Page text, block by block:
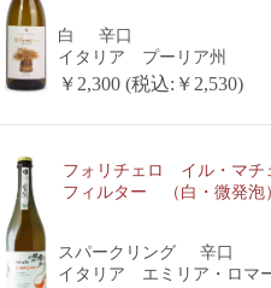
白
辛口
イタリア プーリア州
￥2,300 (税込:￥2,530)
フォリチェロ イル・マ
フィルター （白・微発泡）
スパークリング
辛口
イタリア エミリア・ロマ